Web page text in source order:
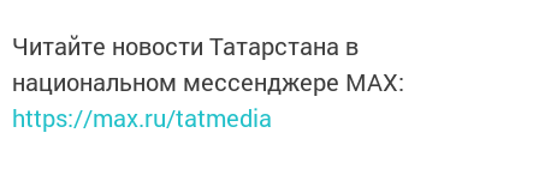
Читайте новости Татарстана в
национальном мессенджере MАХ:
https://max.ru/tatmedia